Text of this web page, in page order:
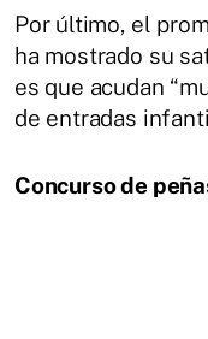
Por último, el
ha mostrado su
es que acudan
de entradas
Concurso de